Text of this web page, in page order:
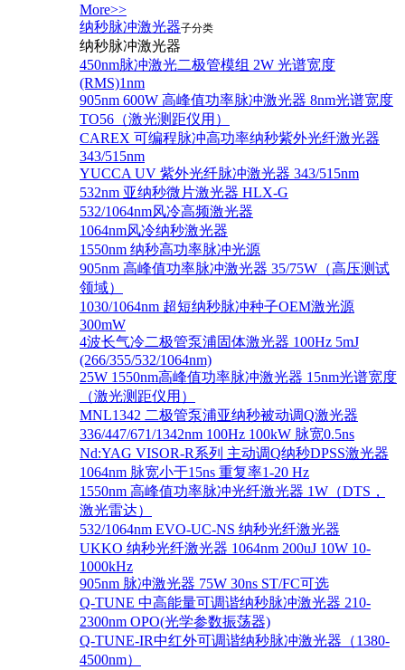
More>>
纳秒脉冲激光器子分类
纳秒脉冲激光器
450nm脉冲激光二极管模组 2W 光谱宽度
(RMS)1nm
905nm 600W 高峰值功率脉冲激光器 8nm光谱宽度
TO56（激光测距仪用）
CAREX 可编程脉冲高功率纳秒紫外光纤激光器
343/515nm
YUCCA UV 紫外光纤脉冲激光器 343/515nm
532nm 亚纳秒微片激光器 HLX-G
532/1064nm风冷高频激光器
1064nm风冷纳秒激光器
1550nm 纳秒高功率脉冲光源
905nm 高峰值功率脉冲激光器 35/75W（高压测试
领域）
1030/1064nm 超短纳秒脉冲种子OEM激光源
300mW
4波长气冷二极管泵浦固体激光器 100Hz 5mJ
(266/355/532/1064nm)
25W 1550nm高峰值功率脉冲激光器 15nm光谱宽度
（激光测距仪用）
MNL1342 二极管泵浦亚纳秒被动调Q激光器
336/447/671/1342nm 100Hz 100kW 脉宽0.5ns
Nd:YAG VISOR-R系列 主动调Q纳秒DPSS激光器
1064nm 脉宽小于15ns 重复率1-20 Hz
1550nm 高峰值功率脉冲光纤激光器 1W（DTS，
激光雷达）
532/1064nm EVO-UC-NS 纳秒光纤激光器
UKKO 纳秒光纤激光器 1064nm 200uJ 10W 10-
1000kHz
905nm 脉冲激光器 75W 30ns ST/FC可选
Q-TUNE 中高能量可调谐纳秒脉冲激光器 210-
2300nm OPO(光学参数振荡器)
Q-TUNE-IR中红外可调谐纳秒脉冲激光器（1380-
4500nm）